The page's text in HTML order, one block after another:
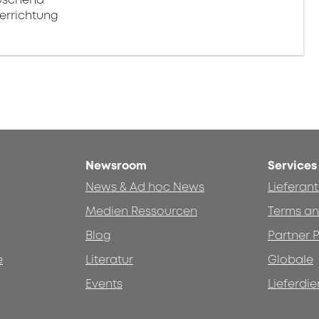
Newsroom
News & Ad hoc News
Medien Ressourcen
Blog
Literatur
Events
Services
Terms
Partner
Globale